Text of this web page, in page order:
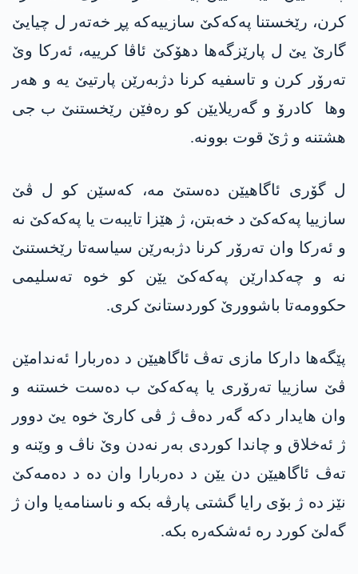
كرن، رێخستنا په‌كه‌كێ سازییه‌كه‌ پڕ خه‌ته‌ر ل چیایێ
گارێ یێ ل پارێزگه‌ها دهۆكێ ئاڤا كرییه‌، ئه‌ركا وێ
ته‌رۆر كرن و تاسفیه‌ كرنا دژبه‌رێن پارتیێ یه‌ و هه‌ر
وها كادرۆ و گه‌ریلایێن كو ره‌فێن رێخستنێ ب جی
هشتنه‌ و ژێ قوت بوونه‌.
ل گۆری ئاگاهیێن ده‌ستێ مه‌، كه‌سێن كو ل ڤێ
سازییا په‌كه‌كێ د خه‌بتن، ژ هێزا تایبه‌ت یا په‌كه‌كێ نه‌
و ئه‌ركا وان ته‌رۆر كرنا دژبه‌رێن سیاسه‌تا رێخستنێ
نه‌ و چه‌كدارێن په‌كه‌كێ یێن كو خوه‌ ته‌سلیمی
حكوومه‌تا باشوورێ كوردستانێ كری.
پێگەها دارکا مازی تەڤ ئاگاهیێن د دەربارا ئەندامێن
ڤێ سازییا تەرۆری یا پەکەکێ ب دەست خستنە و
وان هایدار دکە گەر دەڤ ژ ڤی کارێ خوە یێ دوور
ژ ئەخلاق و چاندا کوردی بەر نەدن وێ ناڤ و وێنە و
تەڤ ئاگاهیێن دن یێن د دەربارا وان دە د دەمەکێ
نێز دە ژ بۆی رایا گشتی پارڤە بکە و ناسنامەیا وان ژ
گەلێ کورد رە ئەشکەرە بکە.